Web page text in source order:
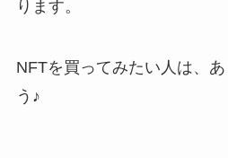
ります。
NFTを買ってみたい人は、
う♪